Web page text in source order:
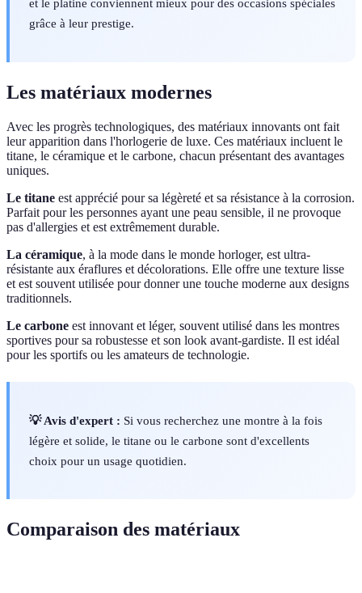
et le platine conviennent mieux pour des occasions spéciales
grâce à leur prestige.
Les matériaux modernes
Avec les progrès technologiques, des matériaux innovants ont fait
leur apparition dans l'horlogerie de luxe. Ces matériaux incluent le
titane, le céramique et le carbone, chacun présentant des avantages
uniques.
Le titane est apprécié pour sa légèreté et sa résistance à la corrosion.
Parfait pour les personnes ayant une peau sensible, il ne provoque
pas d'allergies et est extrêmement durable.
La céramique, à la mode dans le monde horloger, est ultra-
résistante aux éraflures et décolorations. Elle offre une texture lisse
et est souvent utilisée pour donner une touche moderne aux designs
traditionnels.
Le carbone est innovant et léger, souvent utilisé dans les montres
sportives pour sa robustesse et son look avant-gardiste. Il est idéal
pour les sportifs ou les amateurs de technologie.
💡 Avis d'expert : Si vous recherchez une montre à la fois
légère et solide, le titane ou le carbone sont d'excellents
choix pour un usage quotidien.
Comparaison des matériaux